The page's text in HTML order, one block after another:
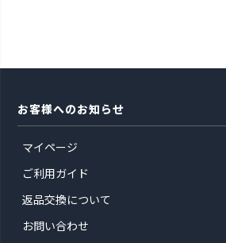
お客様へのお知らせ
マイページ
ご利用ガイド
返品交換について
お問い合わせ